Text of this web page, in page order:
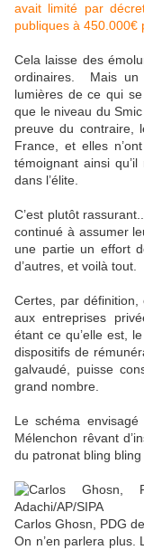
avait limité par
publiques à 450.000€
Cela laisse des
ordinaires. Mais un
lumières de ce qui
que le niveau du
preuve du contraire,
France, et elles
témoignant ainsi
dans l’élite.
C’est plutôt
continué à assumer
une partie un effort
d’autres, et voilà tout.
Certes, par
aux entreprises
étant ce qu’elle est,
dispositifs de
galvaudé, puisse
grand nombre.
Le schéma
Mélenchon rêvant
du patronat bling bling
Carlos Ghosn, PDG
On n’en parlera plus.